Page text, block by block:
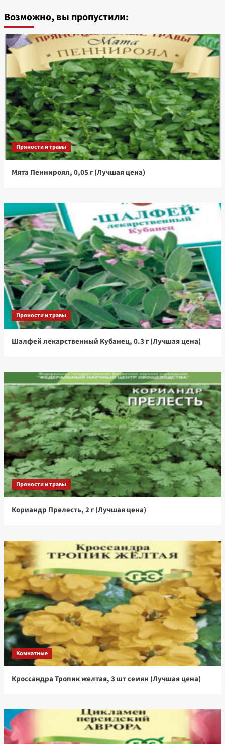
Возможно, вы пропустили:
Пряности и травы
Мята Пеннироял, 0,05 г (Лучшая цена)
Пряности и травы
Шалфей лекарственный Кубанец, 0.3 г (Лучшая цена)
Пряности и травы
Кориандр Прелесть, 2 г (Лучшая цена)
Комнатные
Кроссандра Тропик желтая, 3 шт семян (Лучшая цена)